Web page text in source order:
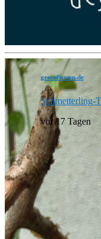
greenfietsen.de
Schmetterling-
vor 17 Tagen